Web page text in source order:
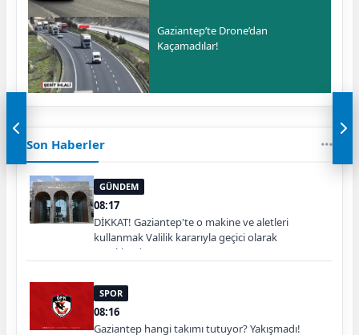
Gaziantep’te Drone’dan
Kaçamadılar!
Son Haberler
GÜNDEM
08:17
DİKKAT! Gaziantep'te o makine ve aletleri
kullanmak Valilik kararıyla geçici olarak
yasaklandı
SPOR
08:16
Gaziantep hangi takımı tutuyor? Yakışmadı!